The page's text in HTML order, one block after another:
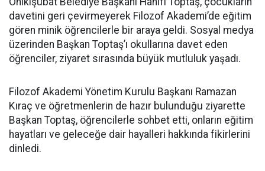
davetini geri çevirmeyerek Filozof Akademi’de eğitim
gören minik öğrencilerle bir araya geldi. Sosyal medya
üzerinden Başkan Toptaş’ı okullarına davet eden
öğrenciler, ziyaret sırasında büyük mutluluk yaşadı.
Filozof Akademi Yönetim Kurulu Başkanı Ramazan
Kıraç ve öğretmenlerin de hazır bulunduğu ziyarette
Başkan Toptaş, öğrencilerle sohbet etti, onların eğitim
hayatları ve geleceğe dair hayalleri hakkında fikirlerini
dinledi.